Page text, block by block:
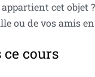
cet objet
ou de vos amis
ce cours